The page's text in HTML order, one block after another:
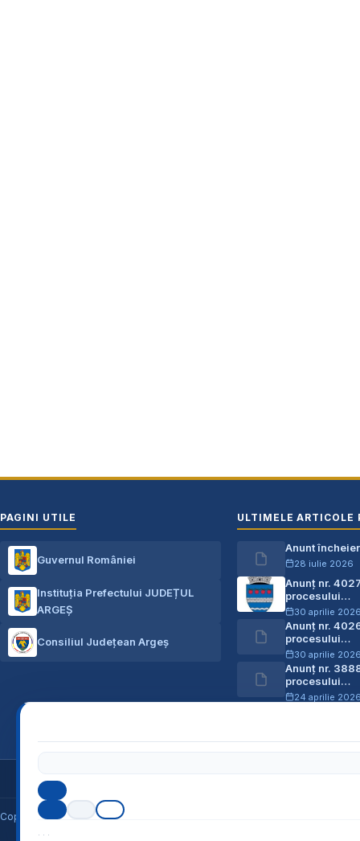
PAGINI UTILE
Guvernul României
Instituția Prefectului JUDEȚUL
ARGEȘ
Consiliul Județean Argeș
ULTIMELE ARTICOLE
Anunt
28 iulie 2026
Anunț nr.
procesului…
30 aprilie 2026
Anunț nr.
procesului…
30 aprilie 2026
Anunț nr.
procesului…
24 aprilie 2026
Ofertă de
Cod Județ 03 / Județul
Copyright © 2026 U.A.T. Comuna Micești
· · ·